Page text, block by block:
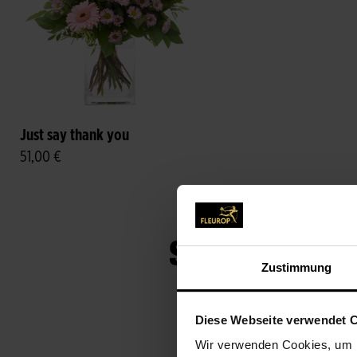
Zustimmung
Diese Webseite verwendet
Wir verwenden Cookies,
Just say thank you
51,00 €
SIE HABEN
Der richtige